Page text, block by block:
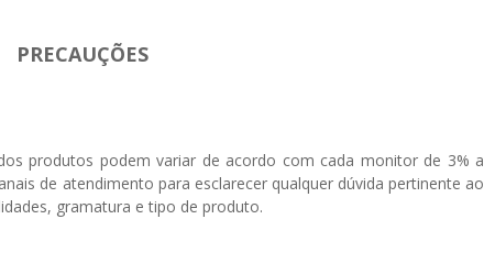
PRECAUÇÕES
produtos podem variar de acordo com cada monitor de 3% a
de atendimento para esclarecer qualquer dúvida pertinente ao
gramatura e tipo de produto.